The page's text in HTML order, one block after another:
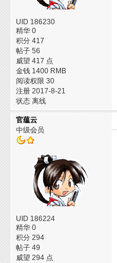
UID 186230
精华 0
积分 417
帖子 56
威望 417 点
金钱 1400 RMB
阅读权限 30
注册 2017-8-21
状态 离线
官蕴云
中级会员
UID 186224
精华 0
积分 294
帖子 49
威望 294 点